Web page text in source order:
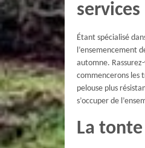
services
Étant spécialisé
l’ensemencement
automne.
commencerons les
pelouse plus
s’occuper de
La